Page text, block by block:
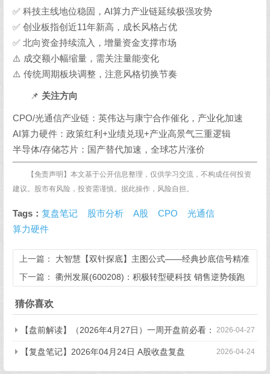
✅ 科技主线地位稳固，AI算力产业链延续极强攻势
✅ 创业板指创近11年新高，成长风格占优
✅ 北向资金持续流入，增量资金支撑市场
⚠️ 成交额小幅缩量，需关注量能变化
⚠️ 传统周期板块调整，注意风格切换节奏
📌 关注方向
CPO/光通信产业链：英伟达与康宁合作催化，产业化加速
AI算力硬件：政策红利+业绩兑现+产业高景气三重逻辑
半导体/存储芯片：国产替代加速，全球芯片涨价
【免责声明】本文基于公开信息整理，仅供学习交流，不构成任何投资
建议。股市有风险，投资需谨慎。据此操作，风险自担。
Tags： 复盘笔记 股市分析 A股 CPO
光通信
算力硬件
上一篇： 大智慧【双针探底】主图公式——经典抄底信号精准
识别（无未来函数）
下一篇： 衢州发展(600208)：积极转型硬科技 销售逆势领跑
猜你喜欢
2026-04-27
【盘前解读】（2026年4月27日）一周开盘前必看：
缓释资金外走高能，科技主线分化热点交替 2026-04-24
【复盘笔记】2026年04月24日 A股收盘复盘